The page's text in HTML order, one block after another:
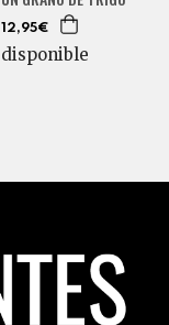
12,95€
disponible